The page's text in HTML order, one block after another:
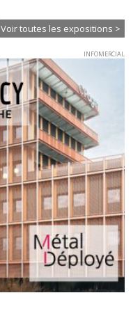
Voir toutes les expositions >
INFOMERCIAL